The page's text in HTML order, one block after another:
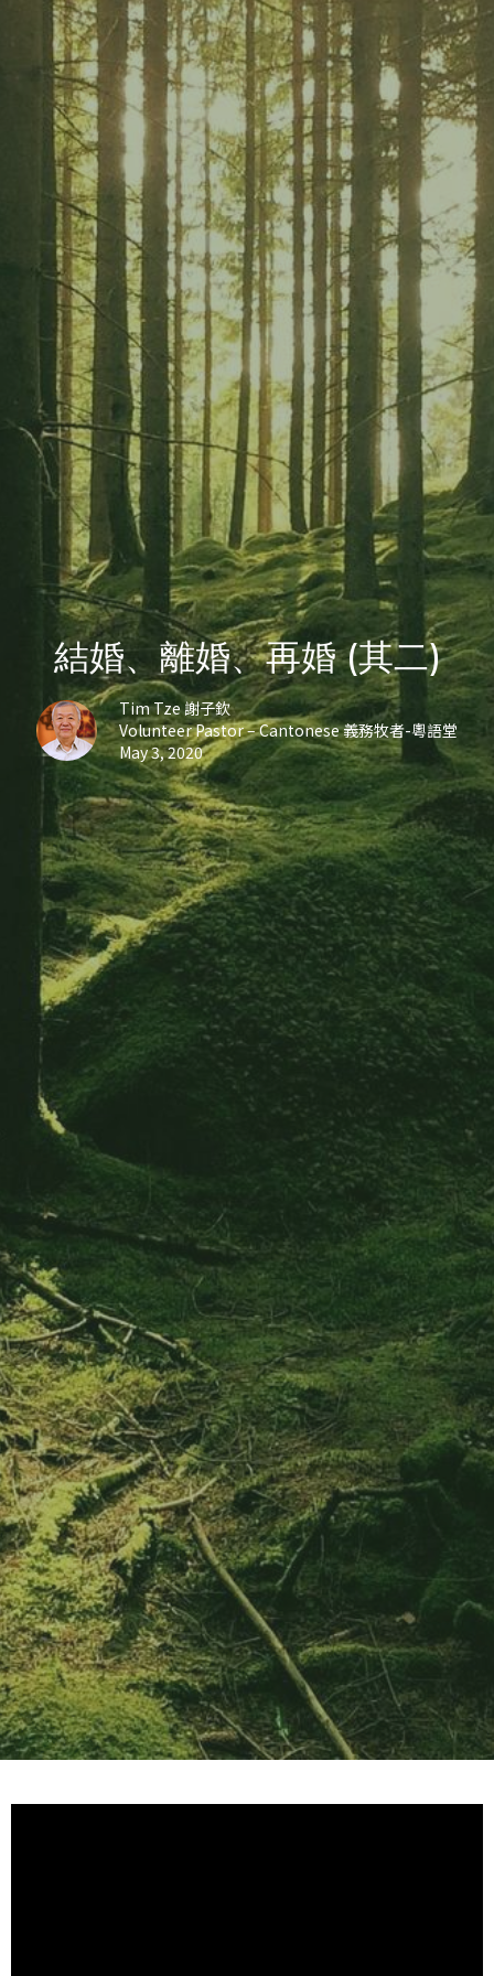
結婚、離婚、再婚 (其二)
Tim Tze 謝子欽
Volunteer Pastor – Cantonese 義務牧者-粵語堂
May 3, 2020